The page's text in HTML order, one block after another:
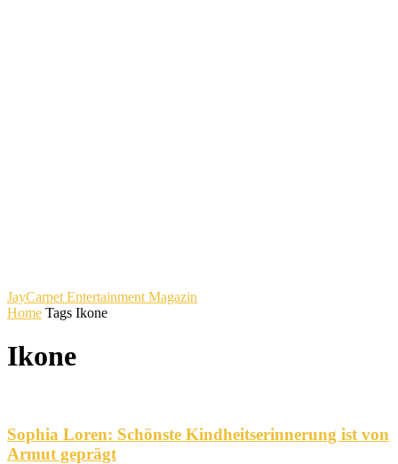
JayCarpet Entertainment Magazin
Home Tags Ikone
Ikone
Sophia Loren: Schönste Kindheitserinnerung ist von
Armut geprägt